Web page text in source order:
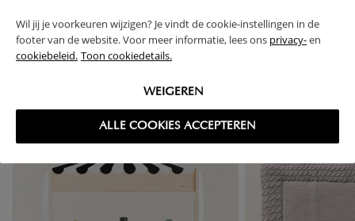
Wil jij je voorkeuren wijzigen? Je vindt de cookie-instellingen in de
footer van de website. Voor meer informatie, lees ons privacy-en
cookiebeleid. Toon cookiedetails.
WEIGEREN
ALLE COOKIES ACCEPTEREN
High-contrast mode